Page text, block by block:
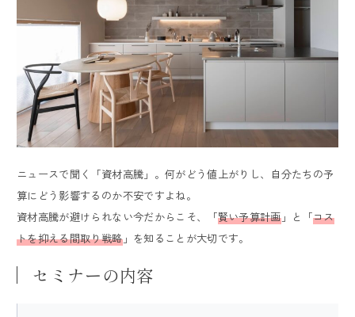
ARRCHの歴史
建築家紹介
トップページ
オーナー様専用ページ
採用情報
ニュースで聞く「資材高騰」。何がどう値上がりし、自分たちの予
算にどう影響するのか不安ですよね。
資材高騰が避けられない今だからこそ、「賢い予算計画」と「コス
トを抑える間取り戦略」を知ることが大切です。
セミナーの内容